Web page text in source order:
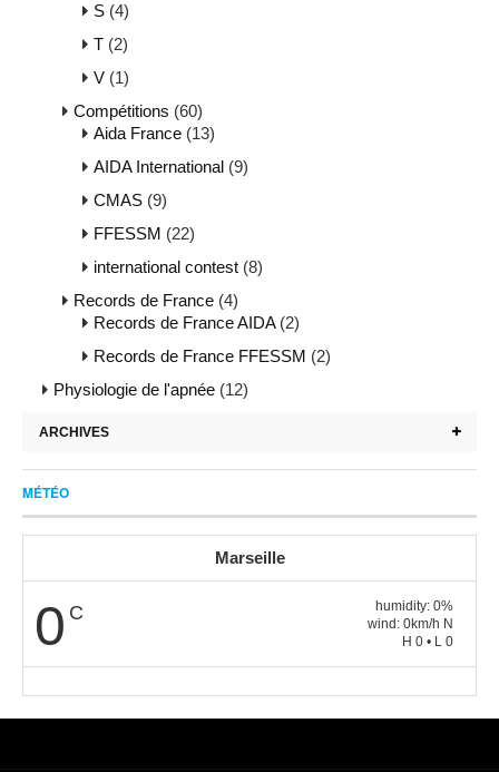
S (4)
T (2)
V (1)
Compétitions (60)
Aida France (13)
AIDA International (9)
CMAS (9)
FFESSM (22)
international contest (8)
Records de France (4)
Records de France AIDA(2)
Records de France FFESSM (2)
Physiologie de l'apnée (12)
ARCHIVES
MÉTÉO
Marseille
0 C
humidity: 0%
wind: 0km/h N
H 0 • L 0